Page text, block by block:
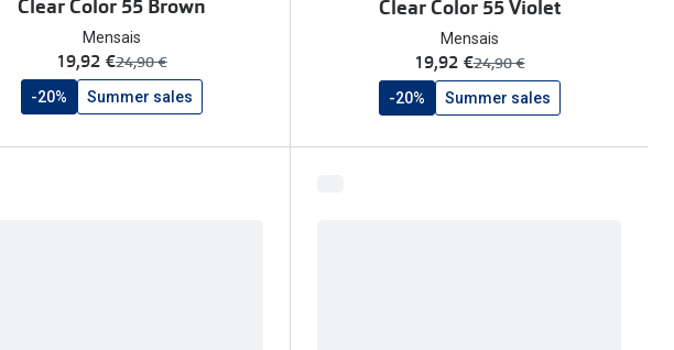
Clear Color 55 Brown
Mensais
agora:
19,92 €era:
24,90 €
-20% Summer sales
Clear Color 55 Violet
Mensais
agora:
19,92 €era:
24,90 €
-20% Summer sales